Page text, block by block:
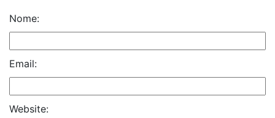
Nome:
Email:
Website: